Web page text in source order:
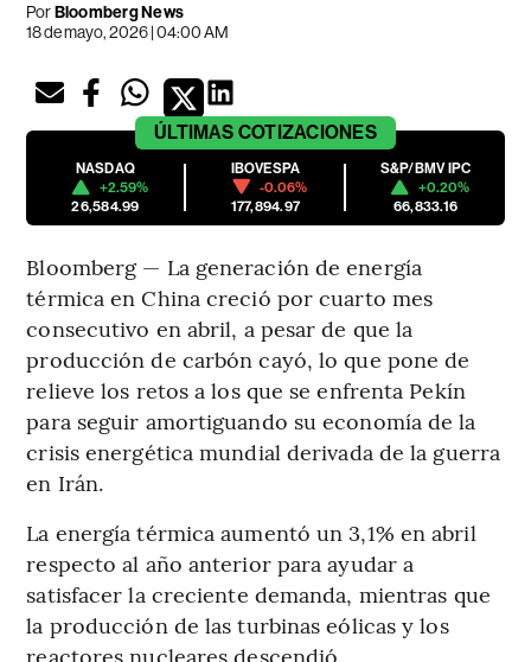
PorBloomberg News
18 de mayo, 2026 | 04:00 AM
ÚLTIMAS COTIZACIONES
NASDAQ
+2.59%
26,584.99
IBOVESPA
-0.06%
177,894.97
S&P/BMV IPC
+0.20%
66,833.16
Bloomberg — La generación de energía
térmica en China creció por cuarto mes
consecutivo en abril, a pesar de que la
producción de carbón cayó, lo que pone de
relieve los retos a los que se enfrenta Pekín
para seguir amortiguando su economía de la
crisis energética mundial derivada de la guerra
en Irán.
La energía térmica aumentó un 3,1% en abril
respecto al año anterior para ayudar a
satisfacer la creciente demanda, mientras que
la producción de las turbinas eólicas y los
reactores nucleares descendió.